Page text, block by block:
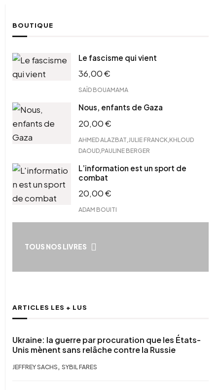
BOUTIQUE
Le fascisme qui vient
36,00€
SAÏD BOUAMAMA
Nous, enfants de Gaza
20,00€
AHMED ALAZBAT JULIE FRANCK KHLOUD
DAOUD PAULINE BERGER
L’information est un sport de
combat
20,00€
ADAM BOUITI
TOUS NOS LIVRES
ARTICLES LES + LUS
Ukraine: la guerre par procuration que les États-
Unis mènent sans relâche contre la Russie
JEFFREY SACHS , SYBIL FARES